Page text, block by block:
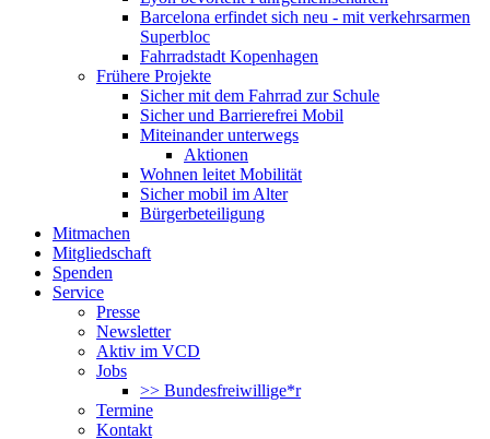
Barcelona erfindet sich neu - mit verkehrsarmen
Superbloc
Fahrradstadt Kopenhagen
Frühere Projekte
Sicher mit dem Fahrrad zur Schule
Sicher und Barrierefrei Mobil
Miteinander unterwegs
Aktionen
Wohnen leitet Mobilität
Sicher mobil im Alter
Bürgerbeteiligung
Mitmachen
Mitgliedschaft
Spenden
Service
Presse
Newsletter
Aktiv im VCD
Jobs
>> Bundesfreiwillige*r
Termine
Kontakt